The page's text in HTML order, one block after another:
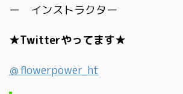
ー インストラクター
★Twitterやってます★
＠flowerpower_ht